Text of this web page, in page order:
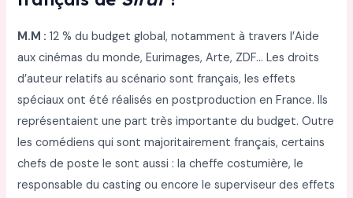
M.M : 12 % du budget global, notamment à travers l’Aide
aux cinémas du monde, Eurimages, Arte, ZDF… Les droits
d’auteur relatifs au scénario sont français, les effets
spéciaux ont été réalisés en postproduction en France. Ils
représentaient une part très importante du budget. Outre
les comédiens qui sont majoritairement français, certains
chefs de poste le sont aussi : la cheffe costumière, le
responsable du casting ou encore le superviseur des effets